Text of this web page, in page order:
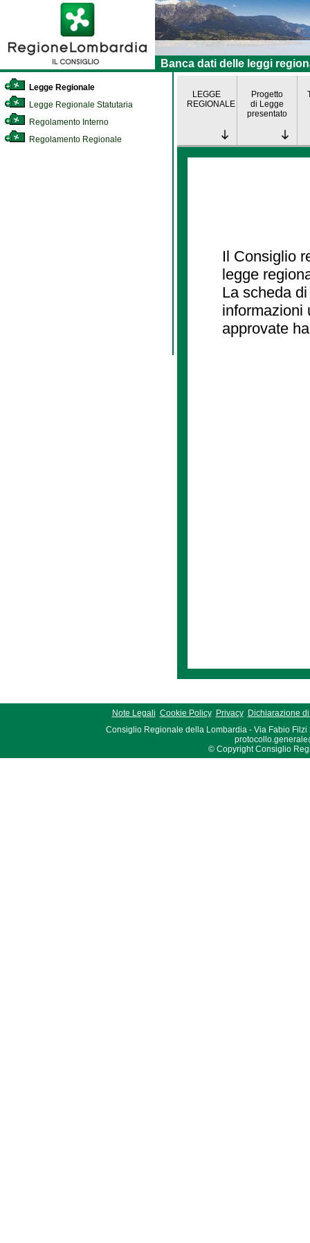
Banca dati delle leggi
Legge Regionale
Legge Regionale Statutaria
Regolamento Interno
Regolamento Regionale
LEGGE
REGIONALE
Progetto
di Legge
presentato
Il Consiglio
legge
La scheda
informazioni
approvate
Note Legali Cookie Policy Privacy
Dichiarazione
Consiglio Regionale della Lombardia - Via Fabio Filzi
© Copyright Consiglio